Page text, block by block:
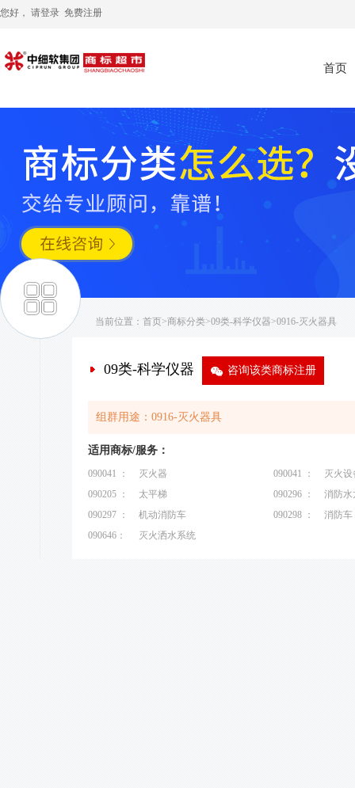
您好， 请登录 免费注册
首页
当前位置： 首页>商标分类>09类-科学仪器>0916-灭火器具
09类-科学仪器 9 咨询该类商标注册
组群用途：0916-灭火器具
适用商标/服务：
090041 ： 灭火器 090041 ：
灭火设
090205 ：
太平梯 090296 ：
消防水
090297 ：
机动消防车 090298 ：
消防车
090646：
灭火洒水系统